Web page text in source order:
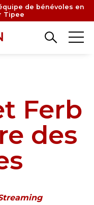
de bénévoles en
Tipee
Ferb
des